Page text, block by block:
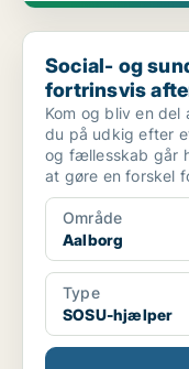
Social- og
Social- og
fortrinsvis
Kom og bliv en
du på udkig efter
og fællesskab går
at gøre en forskel
Område
Aalborg
Type
SOSU-hjælper